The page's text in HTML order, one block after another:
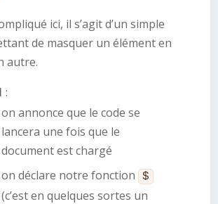
ici, il s’agit d’un simple
de masquer un élément en
autre.
:
on annonce que le code se
lancera une fois que le
document est chargé
on déclare notre fonction $
(c’est en quelques sortes un